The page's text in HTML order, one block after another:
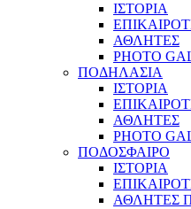
ΙΣΤΟΡΙΑ
ΑΘΛΗΤΕΣ
PHOTO
ΠΟΔΗΛΑΣΙΑ
ΙΣΤΟΡΙΑ
ΑΘΛΗΤΕΣ
PHOTO
ΠΟΔΟΣΦΑΙΡΟ
ΙΣΤΟΡΙΑ
ΑΘΛΗΤΕΣ